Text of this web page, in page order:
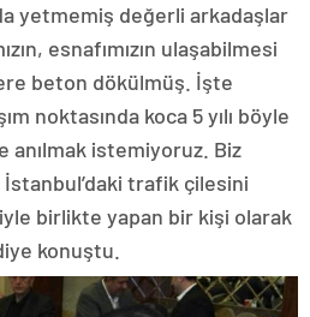
yetmemiş değerli arkadaşlar
esnafımızın ulaşabilmesi
beton dökülmüş. İşte
noktasında koca 5 yılı böyle
anılmak istemiyoruz. Biz
trafik çilesini
birlikte yapan bir kişi olarak
konuştu.